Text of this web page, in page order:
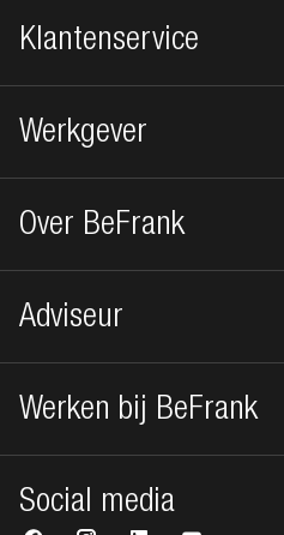
Klantenservice
Werkgever
Over BeFrank
Adviseur
Werken bij BeFrank
Social media